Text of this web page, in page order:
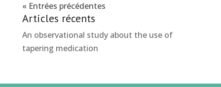
« Entrées précédentes
Articles récents
An observational study about the use of
tapering medication